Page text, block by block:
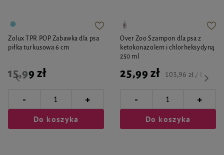
Zolux TPR POP Zabawka dla psa
piłka turkusowa 6 cm
15,99 zł
- +
Do koszyka
Over Zoo Szampon dla psa z
ketokonazolem i chlorheksydyną
250 ml
25,99 zł 103,96 zł / l
- +
Do koszyka